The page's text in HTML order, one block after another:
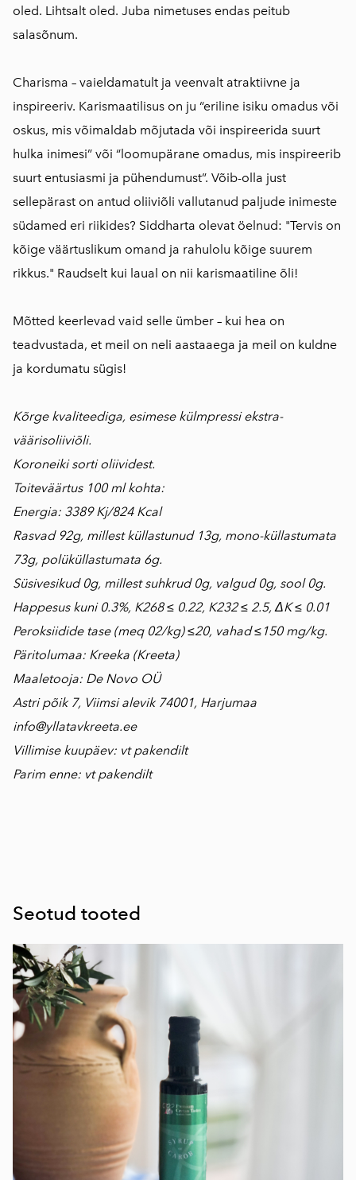
oled. Lihtsalt oled. Juba nimetuses endas peitub
salasõnum.
Charisma – vaieldamatult ja veenvalt atraktiivne ja
inspireeriv. Karismaatilisus on ju “eriline isiku omadus või
oskus, mis võimaldab mõjutada või inspireerida suurt
hulka inimesi” või “loomupärane omadus, mis inspireerib
suurt entusiasmi ja pühendumust”. Võib-olla just
sellepärast on antud oliiviõli vallutanud paljude inimeste
südamed eri riikides? Siddharta olevat öelnud: "Tervis on
kõige väärtuslikum omand ja rahulolu kõige suurem
rikkus." Raudselt kui laual on nii karismaatiline õli!
Mõtted keerlevad vaid selle ümber – kui hea on
teadvustada, et meil on neli aastaaega ja meil on kuldne
ja kordumatu sügis!
Kõrge kvaliteediga, esimese külmpressi ekstra-
väärisoliiviõli.
Koroneiki sorti oliividest.
Toiteväärtus 100 ml kohta:
Energia: 3389 Kj/824 Kcal
Rasvad 92g, millest küllastunud 13g, mono-küllastumata
73g, polüküllastumata 6g.
Süsivesikud 0g, millest suhkrud 0g, valgud 0g, sool 0g.
Happesus kuni 0.3%, K268 ≤ 0.22, K232 ≤ 2.5, ΔK ≤ 0.01
Peroksiidide tase (meq 02/kg) ≤20, vahad ≤150 mg/kg.
Päritolumaa: Kreeka (Kreeta)
Maaletooja: De Novo OÜ
Astri põik 7, Viimsi alevik 74001, Harjumaa
info@yllatavkreeta.ee
Villimise kuupäev: vt pakendilt
Parim enne: vt pakendilt
Seotud tooted